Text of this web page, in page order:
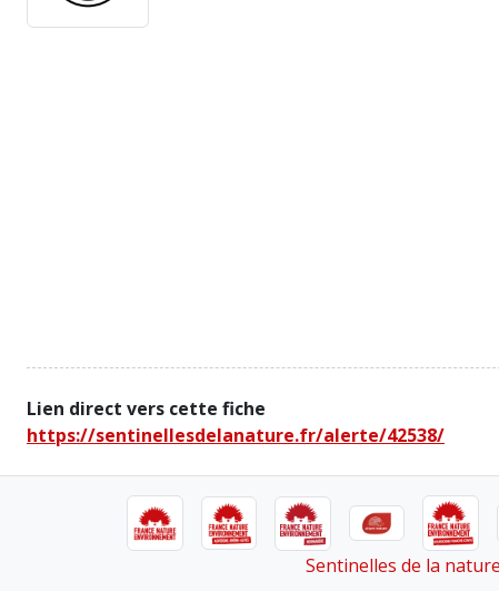
Lien direct vers cette fiche
https://sentinellesdelanature.fr/alerte/42538/
Sentinelles de la